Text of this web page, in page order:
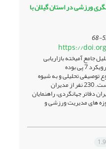
ورزشی در استان گیلان با
https://
جامع آمیخته بازاریابی
گردشگری ورزشی در استان گیلان با رویکرد 7 پی بوده
تحلیلی و به شیوه
پیمایشی و با رویکرد جامع اجرا شده است. 230 نفر از مدیران
دفاتر جهانگردی، راهنمایان
های مدیریت ورزشی و